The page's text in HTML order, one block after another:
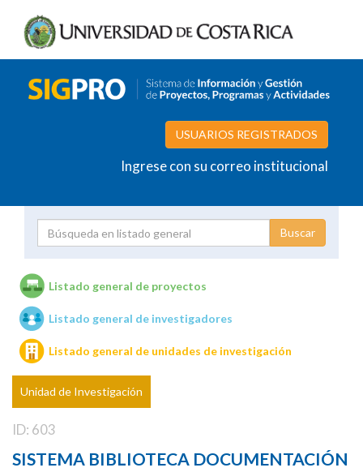
USUARIOS REGISTRADOS
Ingrese con su correo institucional
Unidades de investigación
Listado general de proyectos
Listado general de investigadores
Listado general de unidades de investigación
Unidad de Investigación
ID: 603
SISTEMA BIBLIOTECA DOCUMENTACIÓN